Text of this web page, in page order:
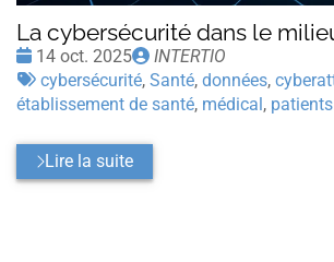
La cybersécurité dans le
Date
:
14 oct. 2025
Publié
par
INTERTIO
Tags
:
cybersécurité, Santé, données,
établissement de santé, médical, patients
Lire la suite